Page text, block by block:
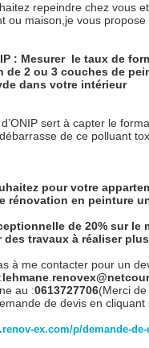
repeindre chez vous et
ou maison,je vous
: Mesurer le taux de
de 2 ou 3 couches de
dans votre intérieur
sert à capter le
de ce polluant
pour votre
rénovation en peinture
de 20% sur
des travaux à réaliser
à me contacter pour un
lehmane re
au :0613727706(Merci
de devis en cliquant
ex.com/p/demande-de-